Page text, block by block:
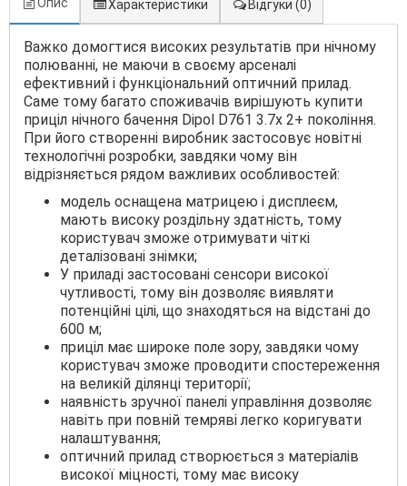
Опис Характеристики Відгуки (0)
Важко домогтися високих результатів при нічному
полюванні, не маючи в своєму арсеналі
ефективний і функціональний оптичний прилад.
Саме тому багато споживачів вирішують купити
приціл нічного бачення Dipol D761 3.7x 2+ покоління.
При його створенні виробник застосовує новітні
технологічні розробки, завдяки чому він
відрізняється рядом важливих особливостей:
модель оснащена матрицею і дисплеєм,
мають високу роздільну здатність, тому
користувач зможе отримувати чіткі
деталізовані знімки;
У приладі застосовані сенсори високої
чутливості, тому він дозволяє виявляти
потенційні цілі, що знаходяться на відстані до
600 м;
приціл має широке поле зору, завдяки чому
користувач зможе проводити спостереження
на великій ділянці території;
наявність зручної панелі управління дозволяє
навіть при повній темряві легко коригувати
налаштування;
оптичний прилад створюється з матеріалів
високої міцності, тому має високу